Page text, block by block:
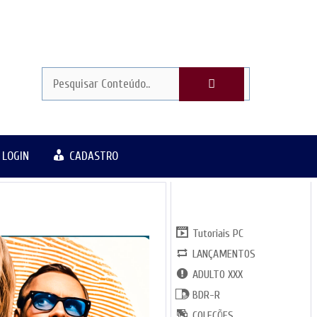
LOGIN CADASTRO
Tutoriais PC
LANÇAMENTOS
ADULTO XXX
BDR-R